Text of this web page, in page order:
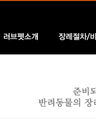
러브펫소개 장례절차/비용